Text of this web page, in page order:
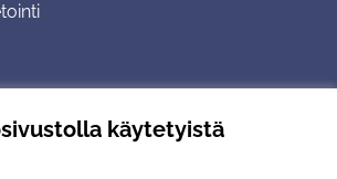
käytetyistä
jättämiseen